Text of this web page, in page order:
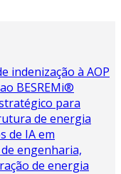
indenização à AOP
BESREMi®
para
de energia
de IA em
engenharia,
de energia